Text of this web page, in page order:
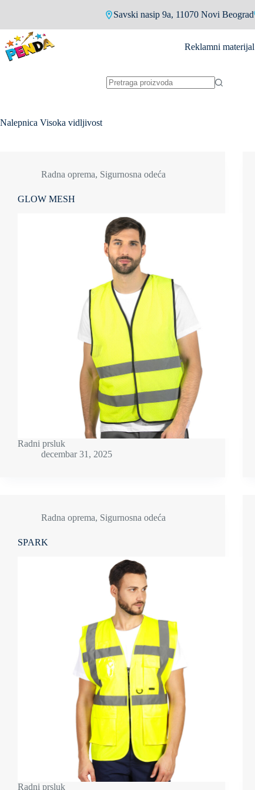
Savski nasip 9a, 11070 Novi Beograd
Reklamni materijal
Nalepnica Visoka vidljivost
Radna oprema, Sigurnosna odeća
GLOW MESH
Radni prsluk
decembar 31, 2025
Radna oprema, Sigurnosna odeća
SPARK
Radni prsluk